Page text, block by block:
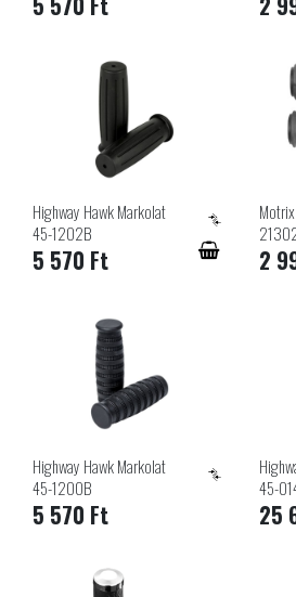
Highway Hawk Markolat
45-1202B
5 570 Ft 2
Highway Hawk Markolat
45-1200B
5 570 Ft
45-
25